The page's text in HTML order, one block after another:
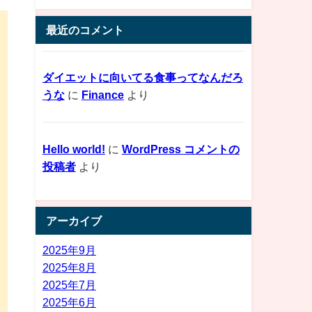
最近のコメント
ダイエットに向いてる食事ってなんだろ
うなに Financeより
Hello world! に WordPress コメントの
投稿者より
アーカイブ
2025年9月
2025年8月
2025年7月
2025年6月